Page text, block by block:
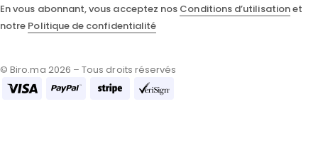
En vous abonnant, vous acceptez nos Conditions d’utilisationet
notre Politique de confidentialité
© Biro.ma 2026 – Tous droits réservés